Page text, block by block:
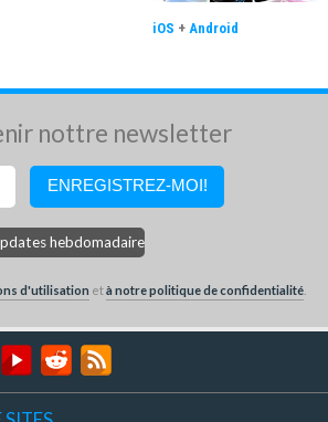
iOS + Android
nottre newsletter
hebdomadaires
d'utilisation età notre politique de confidentialité